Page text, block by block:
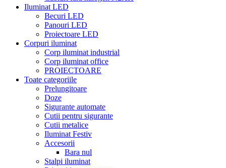
Iluminat LED
Becuri LED
Panouri LED
Proiectoare LED
Corpuri iluminat
Corp iluminat industrial
Corp iluminat office
PROIECTOARE
Toate categoriile
Prelungitoare
Doze
Sigurante automate
Cutii pentru sigurante
Cutii metalice
Iluminat Festiv
Accesorii
Bara nul
Stalpi iluminat